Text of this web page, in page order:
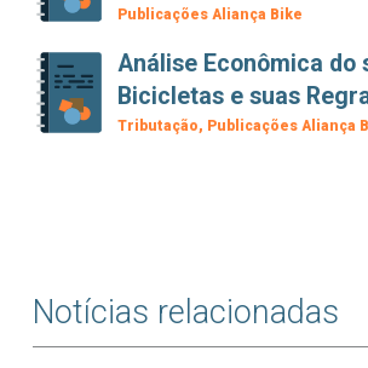
Publicações Aliança Bike
Análise Econômica do
Bicicletas e suas
Tributação Publicações Aliança
Notícias relacionadas